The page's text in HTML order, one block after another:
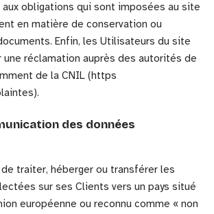
obligations qui sont imposées au site
en matière de conservation ou
Enfin, les Utilisateurs du site
réclamation auprès des autorités de
de la CNIL (https
des données
traiter, héberger ou transférer les
sur ses Clients vers un pays situé
européenne ou reconnu comme « non